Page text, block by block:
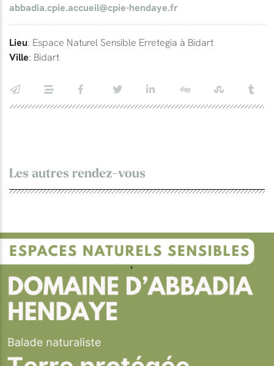
abbadia.cpie.accueil@cpie-hendaye.fr
Lieu: Espace Naturel Sensible Erretegia à Bidart
Ville: Bidart
Les autres rendez-vous